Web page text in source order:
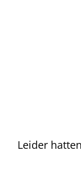
Leider